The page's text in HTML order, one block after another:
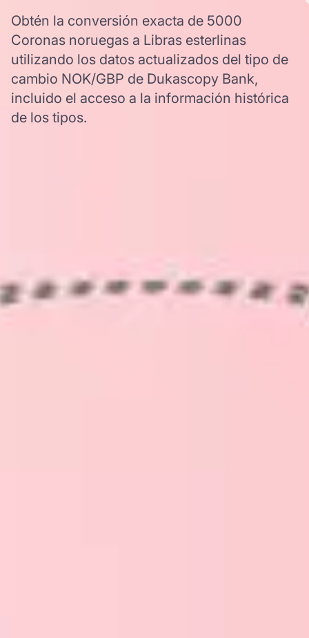
Obtén la conversión exacta de 5000
Coronas noruegas a Libras esterlinas
utilizando los datos actualizados del tipo de
cambio NOK/GBP de Dukascopy Bank,
incluido el acceso a la información histórica
de los tipos.